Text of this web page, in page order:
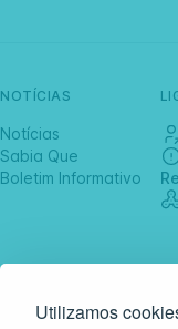
Utilizamos
NOTÍCIAS
Notícias
Sabia Que
Boletim Informativo